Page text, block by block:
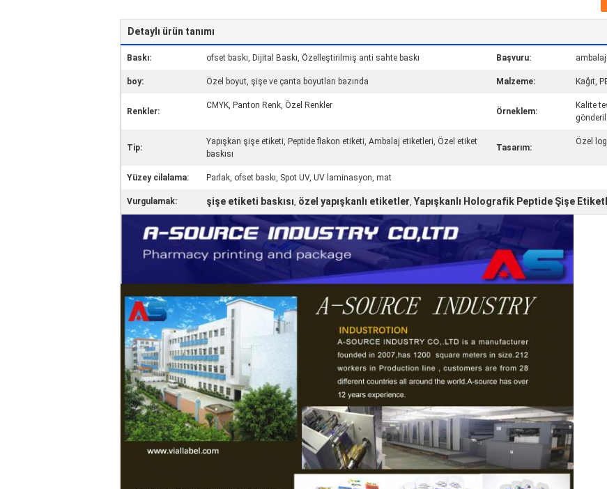
Detaylı ürün tanımı
Baskı: ofset baskı, Dijital Baskı, Özelleştirilmiş anti sahte baskı Başvuru:
boy: Özel boyut, şişe ve çanta boyutları bazında Malzeme: Kağıt,
Renkler:
CMYK, Panton Renk, Özel Renkler
Örneklem:
Kalite
Tip:
Yapışkan şişe etiketi, Peptide flakon etiketi, Ambalaj etiketleri, Özel etiket
baskısı
Tasarım:
Özel
Yüzey cilalama: Parlak, ofset baskı, Spot UV, UV laminasyon, mat
Vurgulamak: şişe etiketi baskısı, özel yapışkanlı etiketler, Yapışkanlı Holografik Peptide Şişe